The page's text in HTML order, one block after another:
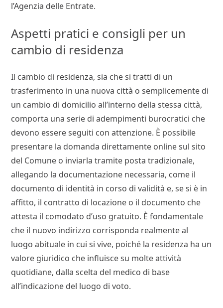
l’Agenzia delle Entrate.
Aspetti pratici e consigli per un
cambio di residenza
Il cambio di residenza, sia che si tratti di un
trasferimento in una nuova città o semplicemente di
un cambio di domicilio all’interno della stessa città,
comporta una serie di adempimenti burocratici che
devono essere seguiti con attenzione. È possibile
presentare la domanda direttamente online sul sito
del Comune o inviarla tramite posta tradizionale,
allegando la documentazione necessaria, come il
documento di identità in corso di validità e, se si è in
affitto, il contratto di locazione o il documento che
attesta il comodato d’uso gratuito. È fondamentale
che il nuovo indirizzo corrisponda realmente al
luogo abituale in cui si vive, poiché la residenza ha un
valore giuridico che influisce su molte attività
quotidiane, dalla scelta del medico di base
all’indicazione del luogo di voto.